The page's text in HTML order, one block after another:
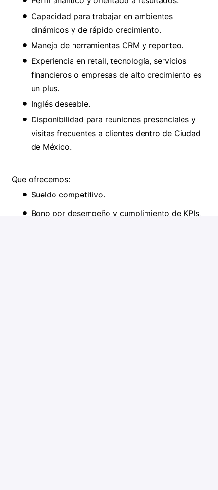
Capacidad para trabajar en ambientes
dinámicos y de rápido crecimiento.
Manejo de herramientas CRM y reporteo.
Experiencia en retail, tecnología, servicios
financieros o empresas de alto crecimiento es
un plus.
Inglés deseable.
Disponibilidad para reuniones presenciales y
visitas frecuentes a clientes dentro de Ciudad
de México.
Que ofrecemos:
Sueldo competitivo.
Bono por desempeño y cumplimiento de KPIs.